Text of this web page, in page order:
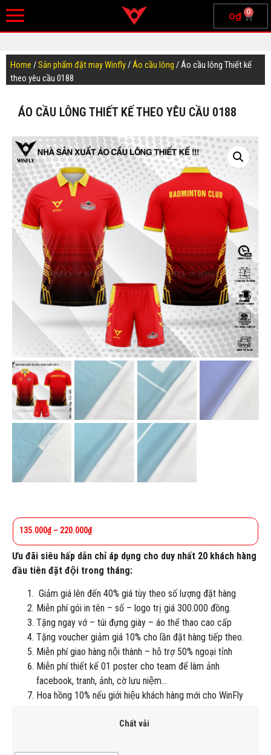
0₫ 0
Home /Sản phẩm đặt may Winfly/Áo cầu lông / Áo cầu lông Thiết kế
theo yêu cầu 0188
ÁO CẦU LÔNG THIẾT KẾ THEO YÊU CẦU 0188
135.000₫ – 220.000₫
Ưu đãi siêu hấp dẫn chỉ áp dụng cho duy nhất 20 khách hàng
đầu tiên đặt đội trong tháng:
Giảm giá lên đến 40% giá tùy theo số lượng đặt hàng
Miễn phí gói in tên – số – logo trị giá 300.000 đồng.
Tặng ngay vớ – túi đựng giày – áo thể thao cao cấp
Tặng voucher giảm giá 10% cho lần đặt hàng tiếp theo.
Miễn phí giao hàng nội thành – hỗ trợ 50% ngoại tỉnh
Miễn phí thiết kế 01 poster cho team để làm ảnh
facebook, tranh, ảnh, cờ lưu niệm…
Hoa hồng 10% nếu giới hiệu khách hàng mới cho WinFly
Chất vải